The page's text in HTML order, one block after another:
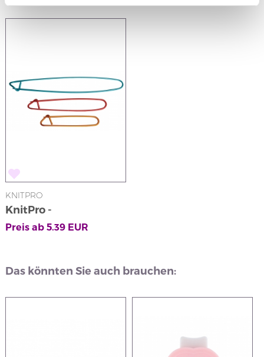
KNITPRO
KnitPro -
Maschenhalter
Preis ab 5.39EUR
Das könnten Sie auch brauchen: